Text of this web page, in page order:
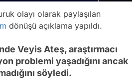
olayı olarak paylaşılan
dönüşü açıklama yapıldı.
Veyis Ateş, araştırmacı
problemi yaşadığını ancak
söyledi.